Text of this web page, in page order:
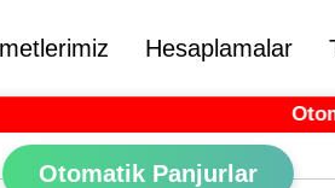
Hesaplamalar
Otomatik Panjurlar